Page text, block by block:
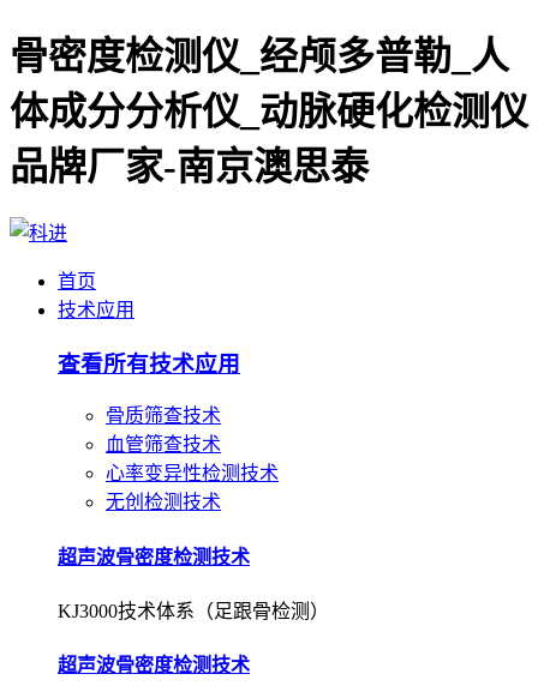
骨密度检测仪_经颅多普勒_人
体成分分析仪_动脉硬化检测仪
品牌厂家-南京澳思泰
首页
技术应用
查看所有技术应用
骨质筛查技术
血管筛查技术
心率变异性检测技术
无创检测技术
超声波骨密度检测技术
KJ3000技术体系（足跟骨检测）
超声波骨密度检测技术